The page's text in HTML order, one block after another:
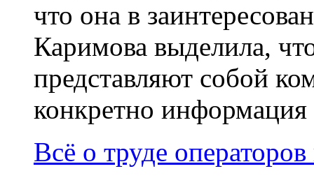
что она в
Каримова выделила,
представляют собой
конкретно информация
Всё о труде